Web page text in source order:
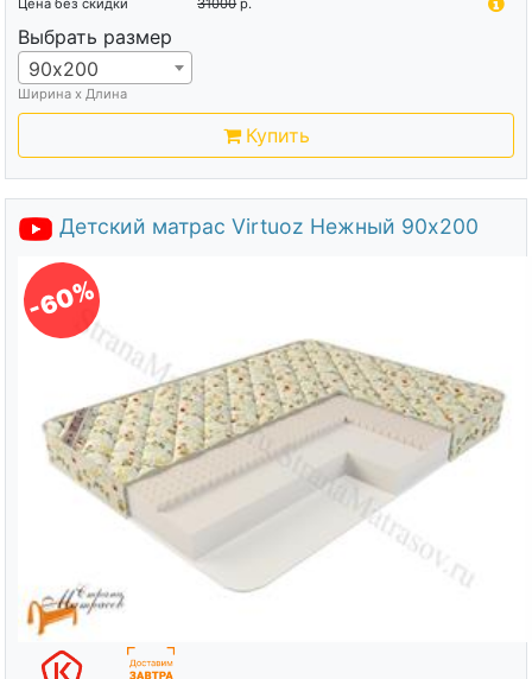
Выбрать размер
90х200
Ширина х Длина
Купить
Детский матрас Virtuoz Нежный 90х200
-60%